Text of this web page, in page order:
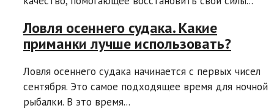
Ловля осеннего судака. Какие
приманки лучше использовать?
Ловля осеннего судака начинается с первых чисел
сентября. Это самое подходящее время для ночной
рыбалки. В это время...